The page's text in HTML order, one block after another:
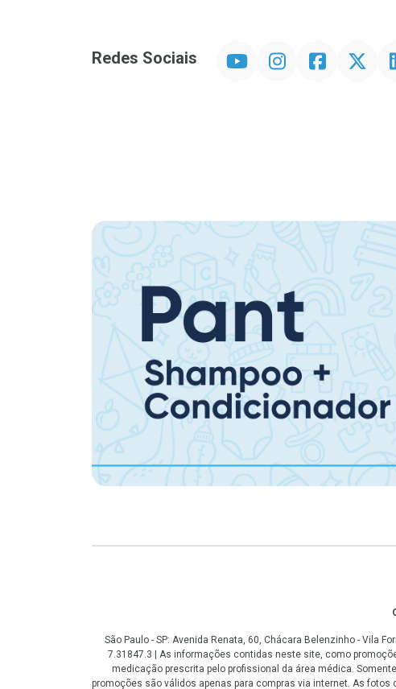
Redes Sociais InstagramFacebookTwitter
São Paulo - SP: Avenida Renata, 60, Chácara Belenzinho - Vila
7.31847.3 | As informações contidas neste site, como
medicação prescrita pelo profissional da área médica.
promoções são válidos apenas para compras via internet. As